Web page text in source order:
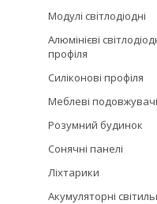
Модулі світлодіодні
Алюмінієві
профіля
Силіконові профіля
Меблеві подовжувачі
Розумний будинок
Сонячні панелі
Ліхтарики
Акумуляторні